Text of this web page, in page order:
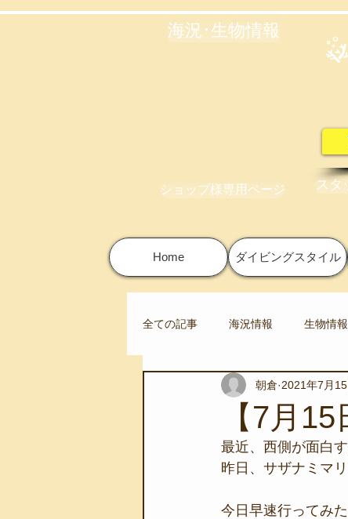
海況･生物情報
ショップ様専用ページ スタ
Home ダイビングスタイル
全ての記事 海況情報 生物情報
スノーケリングツアー 自然
伊豆半島ジオパーク
自然体験学習 バーベキュー
【7月
朝倉 2021年7月15
最近、西側が面白
昨日、サザナミマ
今日早速行ってみ